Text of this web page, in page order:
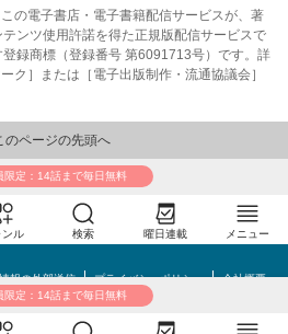
の電子書店・電子書籍配信サービスが、著
ンツ使用許諾を得た正規版配信サービスで
録商標（登録番号 第6091713号）です。詳
ク］または［電子出版制作・流通協議会］
のページの先頭へ
限定：14話まで毎日無料
ンル 検索 曜日連載 メニュー
報の外部送信 プライバシーポリシー 会社概要
限定：14話まで毎日無料